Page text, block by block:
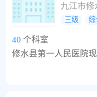
九江市修
三级 综
40 个科室